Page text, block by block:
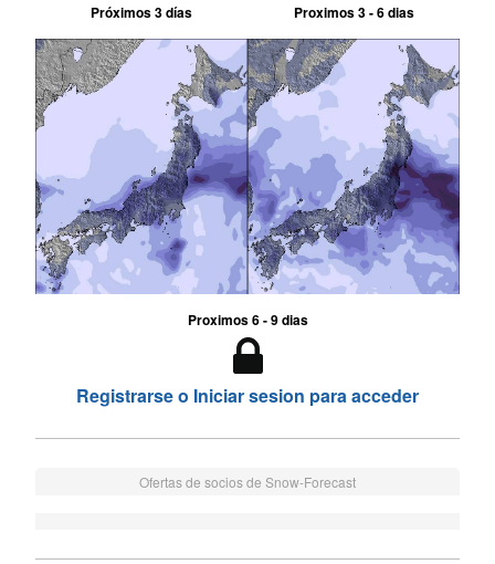
Próximos 3 días Proximos 3 - 6 dias
Proximos 6 - 9 dias
Registrarse o Iniciar sesion para acceder
Ofertas de socios de Snow-Forecast